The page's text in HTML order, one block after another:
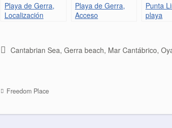
Playa de Gerra,
Localización
Playa de Gerra,
Acceso
Punta
playa
Cantabrian Sea, Gerra beach, Mar Cantábrico,
Post navigation
Freedom Place